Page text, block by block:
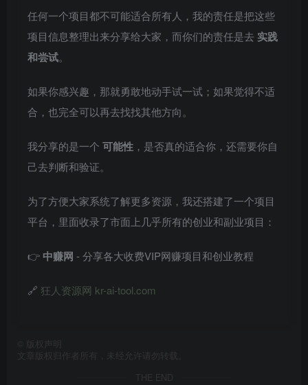
任何一个项目都不可能适合所有人，我的责任是把这些
项目信息整理出来分享给大家，而你们的责任是去 实践
和尝试。
如果你感兴趣，那就勇敢地动手试一试；如果觉得不适
合，也完全可以再去找找其他方向。
我分享的是一个 可能性 ，是否真的适合你，还需要你自
己去判断和验证。
为了方便大家系统了解更多资源，我还搭建了一个项目
平台，里面收录了市面上几乎所有的创业和副业项目：
👉 中赚网 - 分享各大收费VIP网赚项目和创业教程
🔗 狂人资源网 kr-ai-tool.com
版权声明
文章版权归作者所有，未经允许请勿转载。
THE END